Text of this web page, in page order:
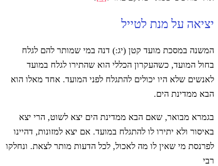
יציאה על מנת לטייל
המשנה במסכת מועד קטן (יג:) דנה במי שמותר להם לגלח
בחול המועד, כשהעקרון הכללי הוא שהתירו לגלח במועד
לאנשים שלא היו יכולים להתגלח לפני המועד. אחד מאלו הוא
הבא ממדינת הים.
בגמרא מבואר, שאם הבא ממדינת הים יצא לשוט, הרי יצא
באיסור ולא יתירו לו להתגלח במועד. אם יצא למזונות, דהיינו
לפרנסת מי שאין לו מה לאכול, לכל הדעות מותר לצאת. ונחלקו
רבי